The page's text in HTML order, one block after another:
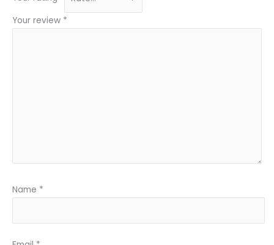
Your review *
Name *